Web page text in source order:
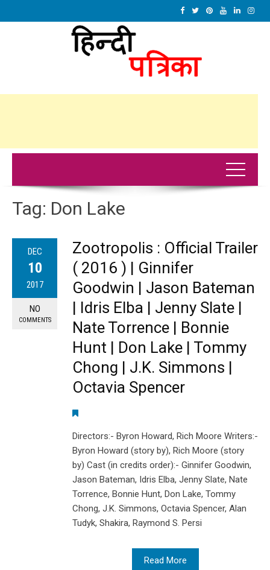
Tag: Don Lake
DEC
10
2017
NO
COMMENTS
Zootropolis : Official Trailer
( 2016 ) | Ginnifer
Goodwin | Jason Bateman
| Idris Elba | Jenny Slate |
Nate Torrence | Bonnie
Hunt | Don Lake | Tommy
Chong | J.K. Simmons |
Octavia Spencer
Directors:- Byron Howard, Rich Moore Writers:-
Byron Howard (story by), Rich Moore (story
by) Cast (in credits order):- Ginnifer Goodwin,
Jason Bateman, Idris Elba, Jenny Slate, Nate
Torrence, Bonnie Hunt, Don Lake, Tommy
Chong, J.K. Simmons, Octavia Spencer, Alan
Tudyk, Shakira, Raymond S. Persi
Read More